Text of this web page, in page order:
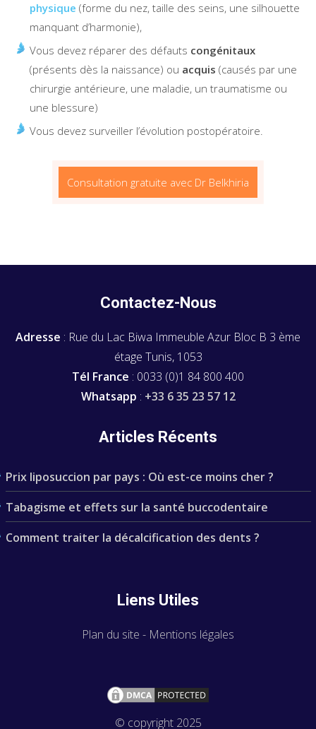
physique (forme du nez, taille des seins, une silhouette
manquant d’harmonie),
Vous devez réparer des défauts congénitaux
(présents dès la naissance) ou acquis (causés par une
chirurgie antérieure, une maladie, un traumatisme ou
une blessure)
Vous devez surveiller l’évolution postopératoire.
Consultation gratuite avec Dr Belkhiria
Contactez-Nous
Adresse : Rue du Lac Biwa Immeuble Azur Bloc B 3 ème
étage Tunis, 1053
Tél France : 0033 (0)1 84 800 400
Whatsapp : +33 6 35 23 57 12
Articles Récents
Prix liposuccion par pays : Où est-ce moins cher ?
Tabagisme et effets sur la santé buccodentaire
Comment traiter la décalcification des dents ?
Liens Utiles
Plan du site - Mentions légales
© copyright 2025